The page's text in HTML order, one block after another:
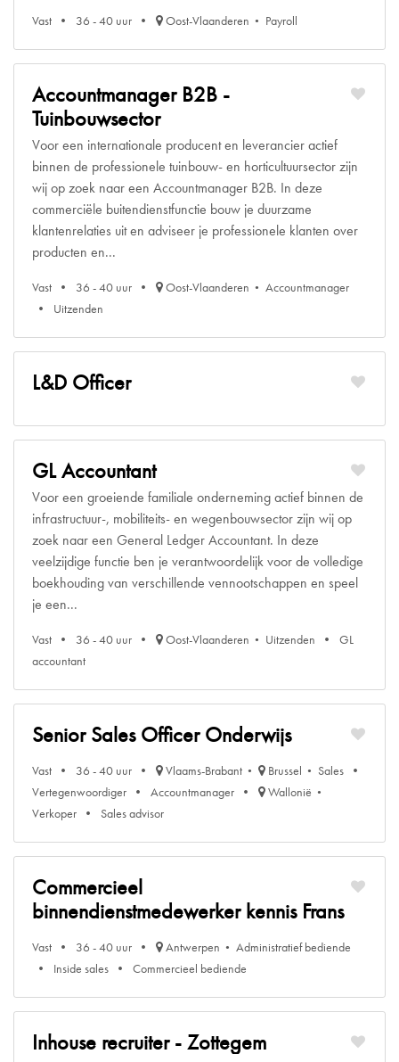
Vast 36 - 40 uur Oost-Vlaanderen Payroll
Accountmanager B2B -
Tuinbouwsector
Voor een internationale producent en leverancier actief
binnen de professionele tuinbouw- en horticultuursector zijn
wij op zoek naar een Accountmanager B2B. In deze
commerciële buitendienstfunctie bouw je duurzame
klantenrelaties uit en adviseer je professionele klanten over
producten en...
Vast 36 - 40 uur Oost-Vlaanderen
Accountmanager
Uitzenden
L&D Officer
GL Accountant
Voor een groeiende familiale onderneming actief binnen de
infrastructuur-, mobiliteits- en wegenbouwsector zijn wij op
zoek naar een General Ledger Accountant. In deze
veelzijdige functie ben je verantwoordelijk voor de volledige
boekhouding van verschillende vennootschappen en speel
je een...
Vast 36 - 40 uur Oost-Vlaanderen Uitzenden
GL
accountant
Senior Sales Officer Onderwijs
Vast 36 - 40 uur Vlaams-Brabant Brussel
Sales
Vertegenwoordiger
Accountmanager
Wallonië
Verkoper
Sales advisor
Commercieel
binnendienstmedewerker kennis Frans
Vast 36 - 40 uur Antwerpen
Administratief bediende
Inside sales
Commercieel bediende
Inhouse recruiter - Zottegem